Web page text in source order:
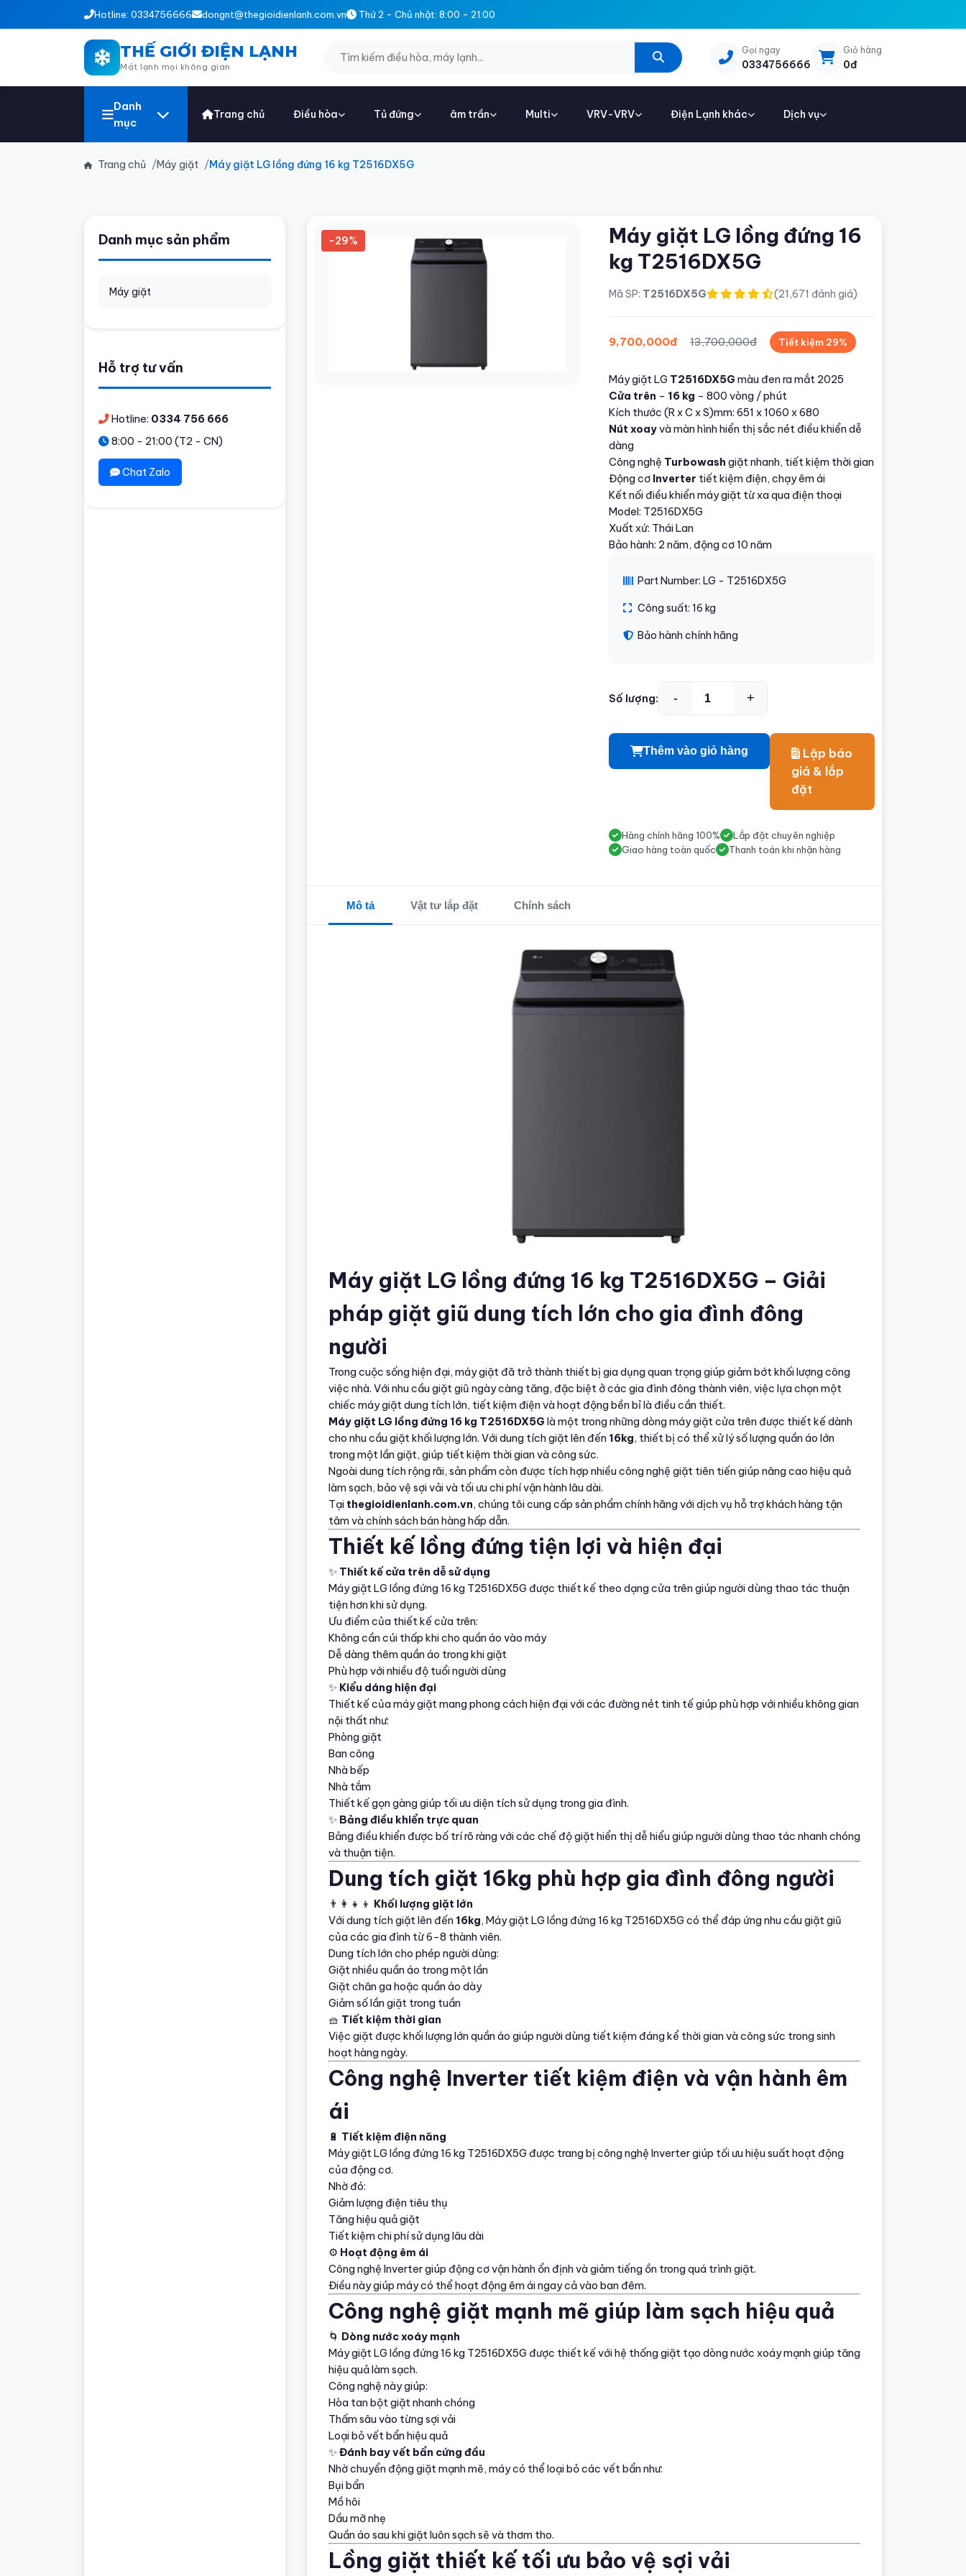
Hotline: 0334756666 dongnt@thegioidienlanh.com.vn Thứ 2 - Chủ nhật: 8:00 - 21:00
THẾ GIỚI ĐIỆN LẠNH
Mát lạnh mọi không gian
Gọi ngay
0334756666
Giỏ hàng
0đ
Danh
mục
Trang chủ Điều hòa Tủ đứng âm trần Multi VRV-VRV Điện Lạnh khác Dịch vụ
Trang chủ Máy giặt Máy giặt LG lồng đứng 16 kg T2516DX5G
Danh mục sản phẩm
Máy giặt
Hỗ trợ tư vấn
Hotline: 0334 756 666
8:00 - 21:00 (T2 - CN)
Chat Zalo
-29%
Máy giặt LG lồng đứng 16
kg T2516DX5G
Mã SP: T2516DX5G (21,671 đánh giá)
9,700,000đ 13,700,000đ Tiết kiệm 29%
Máy giặt LG T2516DX5G màu đen ra mắt 2025
Cửa trên – 16 kg – 800 vòng / phút
Kích thước (R x C x S)mm: 651 x 1060 x 680
Nút xoayvà màn hình hiển thị sắc nét điều khiển dễ
dàng
Công nghệ Turbowash giặt nhanh, tiết kiệm thời gian
Động cơ Inverter tiết kiệm điện, chạy êm ái
Kết nối điều khiển máy giặt từ xa qua điện thoại
Model: T2516DX5G
Xuất xứ: Thái Lan
Bảo hành: 2 năm, động cơ 10 năm
Part Number: LG - T2516DX5G
Công suất: 16 kg
Bảo hành chính hãng
Số lượng: - +
Thêm vào giỏ hàng
Lập báo
giá & lắp
đặt
Hàng chính hãng 100%
Lắp đặt chuyên nghiệp
Giao hàng toàn quốc
Thanh toán khi nhận hàng
Mô tả Vật tư lắp đặt Chính sách
Máy giặt LG lồng đứng 16 kg T2516DX5G – Giải
pháp giặt giũ dung tích lớn cho gia đình đông
người
Trong cuộc sống hiện đại, máy giặt đã trở thành thiết bị gia dụng quan trọng giúp giảm bớt khối lượng công
việc nhà. Với nhu cầu giặt giũ ngày càng tăng, đặc biệt ở các gia đình đông thành viên, việc lựa chọn một
chiếc máy giặt dung tích lớn, tiết kiệm điện và hoạt động bền bỉ là điều cần thiết.
Máy giặt LG lồng đứng 16 kg T2516DX5G là một trong những dòng máy giặt cửa trên được thiết kế dành
cho nhu cầu giặt khối lượng lớn. Với dung tích giặt lên đến 16kg, thiết bị có thể xử lý số lượng quần áo lớn
trong một lần giặt, giúp tiết kiệm thời gian và công sức.
Ngoài dung tích rộng rãi, sản phẩm còn được tích hợp nhiều công nghệ giặt tiên tiến giúp nâng cao hiệu quả
làm sạch, bảo vệ sợi vải và tối ưu chi phí vận hành lâu dài.
Tại thegioidienlanh.com.vn, chúng tôi cung cấp sản phẩm chính hãng với dịch vụ hỗ trợ khách hàng tận
tâm và chính sách bán hàng hấp dẫn.
Thiết kế lồng đứng tiện lợi và hiện đại
✨ Thiết kế cửa trên dễ sử dụng
Máy giặt LG lồng đứng 16 kg T2516DX5G được thiết kế theo dạng cửa trên giúp người dùng thao tác thuận
tiện hơn khi sử dụng.
Ưu điểm của thiết kế cửa trên:
Không cần cúi thấp khi cho quần áo vào máy
Dễ dàng thêm quần áo trong khi giặt
Phù hợp với nhiều độ tuổi người dùng
✨ Kiểu dáng hiện đại
Thiết kế của máy giặt mang phong cách hiện đại với các đường nét tinh tế giúp phù hợp với nhiều không gian
nội thất như:
Phòng giặt
Ban công
Nhà bếp
Nhà tắm
Thiết kế gọn gàng giúp tối ưu diện tích sử dụng trong gia đình.
✨ Bảng điều khiển trực quan
Bảng điều khiển được bố trí rõ ràng với các chế độ giặt hiển thị dễ hiểu giúp người dùng thao tác nhanh chóng
và thuận tiện.
Dung tích giặt 16kg phù hợp gia đình đông người
👨‍👩‍👧‍👦 Khối lượng giặt lớn
Với dung tích giặt lên đến 16kg, Máy giặt LG lồng đứng 16 kg T2516DX5G có thể đáp ứng nhu cầu giặt giũ
của các gia đình từ 6–8 thành viên.
Dung tích lớn cho phép người dùng:
Giặt nhiều quần áo trong một lần
Giặt chăn ga hoặc quần áo dày
Giảm số lần giặt trong tuần
🧺 Tiết kiệm thời gian
Việc giặt được khối lượng lớn quần áo giúp người dùng tiết kiệm đáng kể thời gian và công sức trong sinh
hoạt hàng ngày.
Công nghệ Inverter tiết kiệm điện và vận hành êm
ái
🔋 Tiết kiệm điện năng
Máy giặt LG lồng đứng 16 kg T2516DX5G được trang bị công nghệ Inverter giúp tối ưu hiệu suất hoạt động
của động cơ.
Nhờ đó:
Giảm lượng điện tiêu thụ
Tăng hiệu quả giặt
Tiết kiệm chi phí sử dụng lâu dài
⚙ Hoạt động êm ái
Công nghệ Inverter giúp động cơ vận hành ổn định và giảm tiếng ồn trong quá trình giặt.
Điều này giúp máy có thể hoạt động êm ái ngay cả vào ban đêm.
Công nghệ giặt mạnh mẽ giúp làm sạch hiệu quả
🌀 Dòng nước xoáy mạnh
Máy giặt LG lồng đứng 16 kg T2516DX5G được thiết kế với hệ thống giặt tạo dòng nước xoáy mạnh giúp tăng
hiệu quả làm sạch.
Công nghệ này giúp:
Hòa tan bột giặt nhanh chóng
Thấm sâu vào từng sợi vải
Loại bỏ vết bẩn hiệu quả
✨Đánh bay vết bẩn cứng đầu
Nhờ chuyển động giặt mạnh mẽ, máy có thể loại bỏ các vết bẩn như:
Bụi bẩn
Mồ hôi
Dầu mỡ nhẹ
Quần áo sau khi giặt luôn sạch sẽ và thơm tho.
Lồng giặt thiết kế tối ưu bảo vệ sợi vải